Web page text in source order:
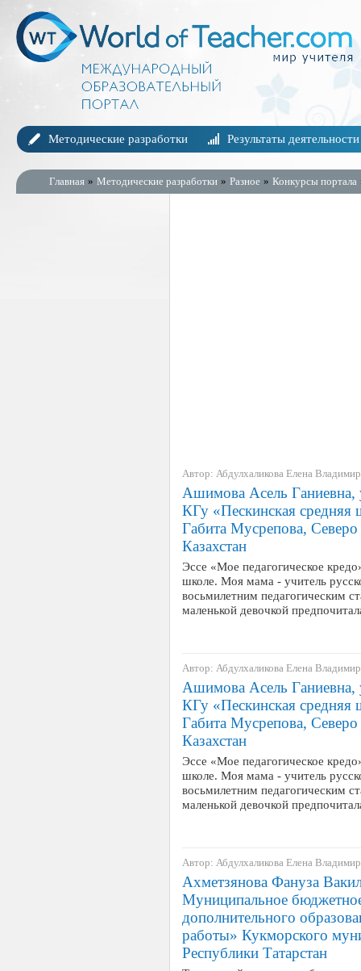
Методические разработки Результаты деятельности
Главная » Методические разработки » Разное » Конкурсы портала
Автор: Абдулхаликова Елена
Ашимова Асель Ганиевна,
КГу «Пескинская средняя
Габита Мусрепова,
Казахстан
Эссе «Мое педагогическое
школе. Моя мама - учитель
восьмилетним педагогическим
маленькой девочкой
Автор: Абдулхаликова Елена
Ашимова Асель Ганиевна,
КГу «Пескинская средняя
Габита Мусрепова,
Казахстан
Эссе «Мое педагогическое
школе. Моя мама - учитель
восьмилетним педагогическим
маленькой девочкой
Автор: Абдулхаликова Елена
Ахметзянова Фануза
Муниципальное
дополнительного
работы» Кукморского
Республики Татарстан